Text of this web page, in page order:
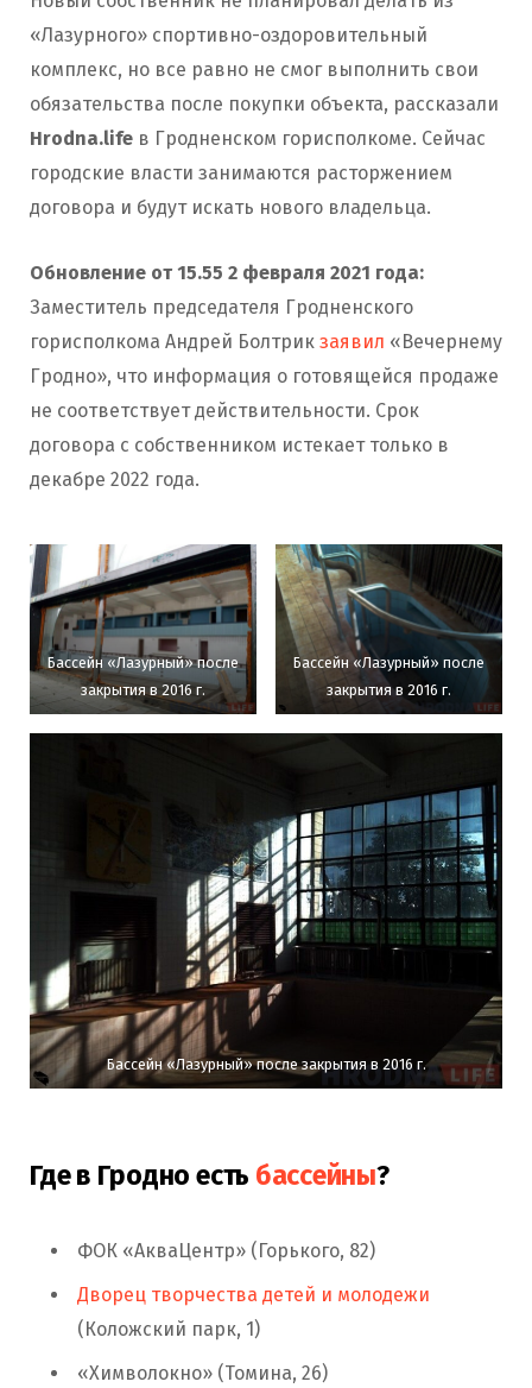
«Лазурного» спортивно-оздоровительный
комплекс, но все равно не смог выполнить свои
обязательства после покупки объекта, рассказали
Hrodna.life в Гродненском горисполкоме. Сейчас
городские власти занимаются расторжением
договора и будут искать нового владельца.
Обновление от 15.55 2 февраля 2021 года:
Заместитель председателя Гродненского
горисполкома Андрей Болтрик заявил «Вечернему
Гродно», что информация о готовящейся продаже
не соответствует действительности. Срок
договора с собственником истекает только в
декабре 2022 года.
Бассейн «Лазурный» после
закрытия в 2016 г.
Бассейн «Лазурный» после
закрытия в 2016 г.
Бассейн «Лазурный» после закрытия в 2016 г.
Где в Гродно есть бассейны?
ФОК «АкваЦентр» (Горького, 82)
Дворец творчества детей и молодежи
(Коложский парк, 1)
«Химволокно» (Томина, 26)